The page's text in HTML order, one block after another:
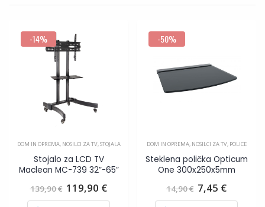
-14%
DOM IN OPREMA, NOSILCI ZA TV,STOJALA
Stojalo za LCD TV
Maclean MC-739 32”-65”
139,90€ Izvirna
cena
119,90 €Trenutna
-50%
DOM IN OPREMA, NOSILCI ZA TV, POLICE
Steklena polička Opticum
One 300x250x5mm
14,90€ Izvirna
cena
7,45 €